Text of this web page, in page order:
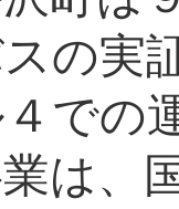
の実
での
は、